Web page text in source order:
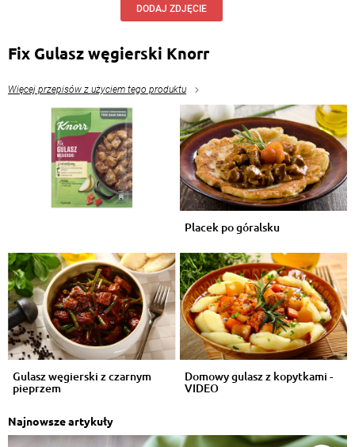
DODAJ ZDJĘCIE
Fix Gulasz węgierski Knorr
Więcej przepisów z użyciem tego produktu
Placek po góralsku
Gulasz węgierski z czarnym
pieprzem
Domowy gulasz z kopytkami -
VIDEO
Najnowsze artykuły